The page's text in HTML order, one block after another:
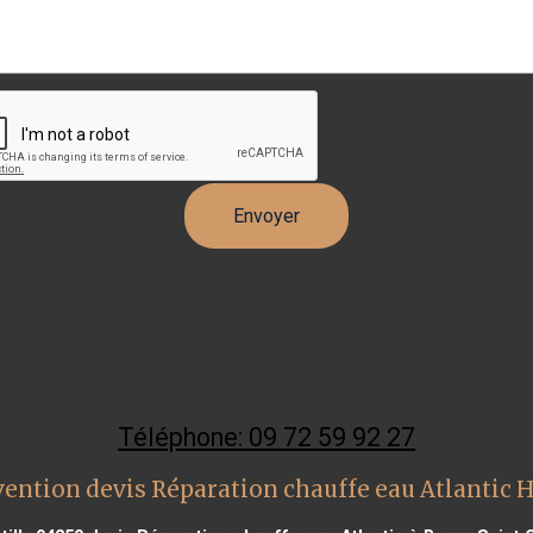
Téléphone: 09 72 59 92 27
devis Réparation chauffe eau Atlantic